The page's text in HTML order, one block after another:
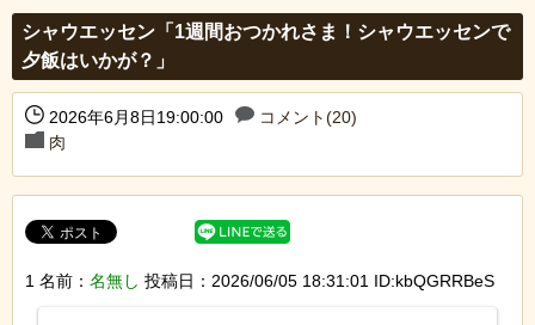
シャウエッセン「1週間おつかれさま！シャウエッセンで
夕飯はいかが？」
2026年6月8日19:00:00
コメント(20)
肉
1 名前： 名無し 投稿日：2026/06/05 18:31:01 ID:kbQGRRBeS